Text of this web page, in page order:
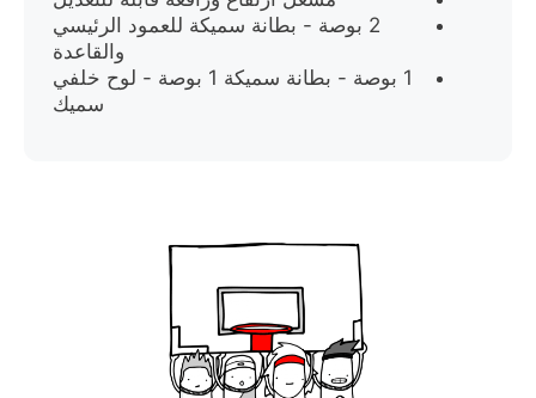
2 بوصة - بطانة سميكة للعمود الرئيسي
والقاعدة
1 بوصة - بطانة سميكة 1 بوصة - لوح خلفي
سميك